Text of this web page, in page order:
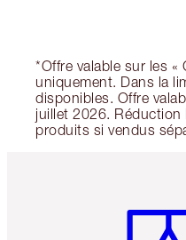
*Offre valable sur les
uniquement. Dans la
disponibles. Offre
juillet 2026. Réduction
produits si vendus